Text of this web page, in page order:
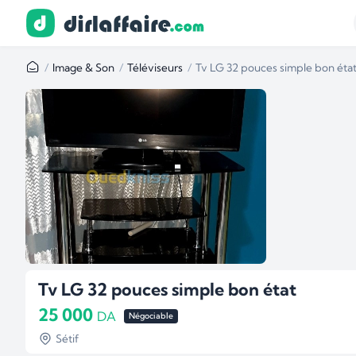
Image & Son Téléviseurs Tv LG 32 pouces simple bon état
Tv LG 32 pouces simple bon état
25 000 DA Négociable
Sétif